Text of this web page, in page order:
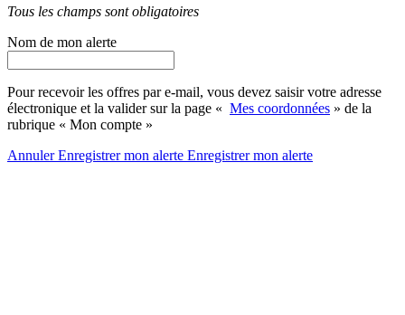
Tous les champs sont obligatoires
Nom de mon alerte
Pour recevoir les offres par e-mail, vous devez saisir votre adresse
électronique et la valider sur la page « Mes coordonnées » de la
rubrique « Mon compte »
AnnulerEnregistrer mon alerte Enregistrermon alerte